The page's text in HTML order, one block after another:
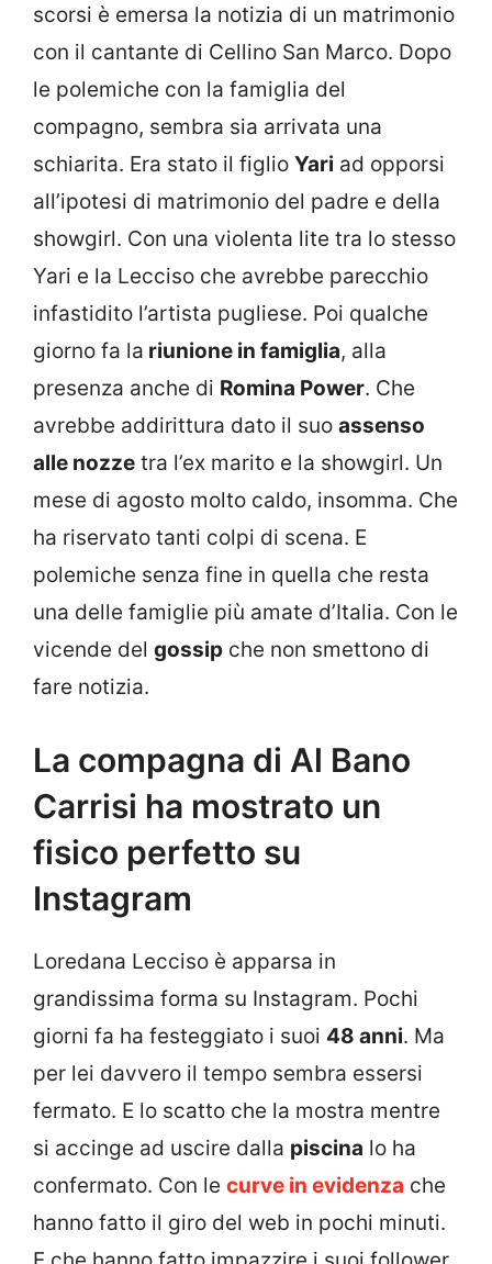
scorsi è emersa la notizia di un matrimonio
con il cantante di Cellino San Marco. Dopo
le polemiche con la famiglia del
compagno, sembra sia arrivata una
schiarita. Era stato il figlio Yari ad opporsi
all’ipotesi di matrimonio del padre e della
showgirl. Con una violenta lite tra lo stesso
Yari e la Lecciso che avrebbe parecchio
infastidito l’artista pugliese. Poi qualche
giorno fa la riunione in famiglia, alla
presenza anche di Romina Power. Che
avrebbe addirittura dato il suo assenso
alle nozze tra l’ex marito e la showgirl. Un
mese di agosto molto caldo, insomma. Che
ha riservato tanti colpi di scena. E
polemiche senza fine in quella che resta
una delle famiglie più amate d’Italia. Con le
vicende del gossip che non smettono di
fare notizia.
La compagna di Al Bano
Carrisi ha mostrato un
fisico perfetto su
Instagram
Loredana Lecciso è apparsa in
grandissima forma su Instagram. Pochi
giorni fa ha festeggiato i suoi 48 anni. Ma
per lei davvero il tempo sembra essersi
fermato. E lo scatto che la mostra mentre
si accinge ad uscire dalla piscina lo ha
confermato. Con le curve in evidenza che
hanno fatto il giro del web in pochi minuti.